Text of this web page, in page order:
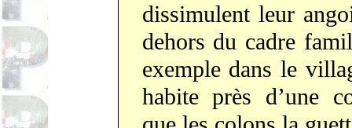
dissimulent leur
dehors du cadre
exemple dans le
habite près d’une